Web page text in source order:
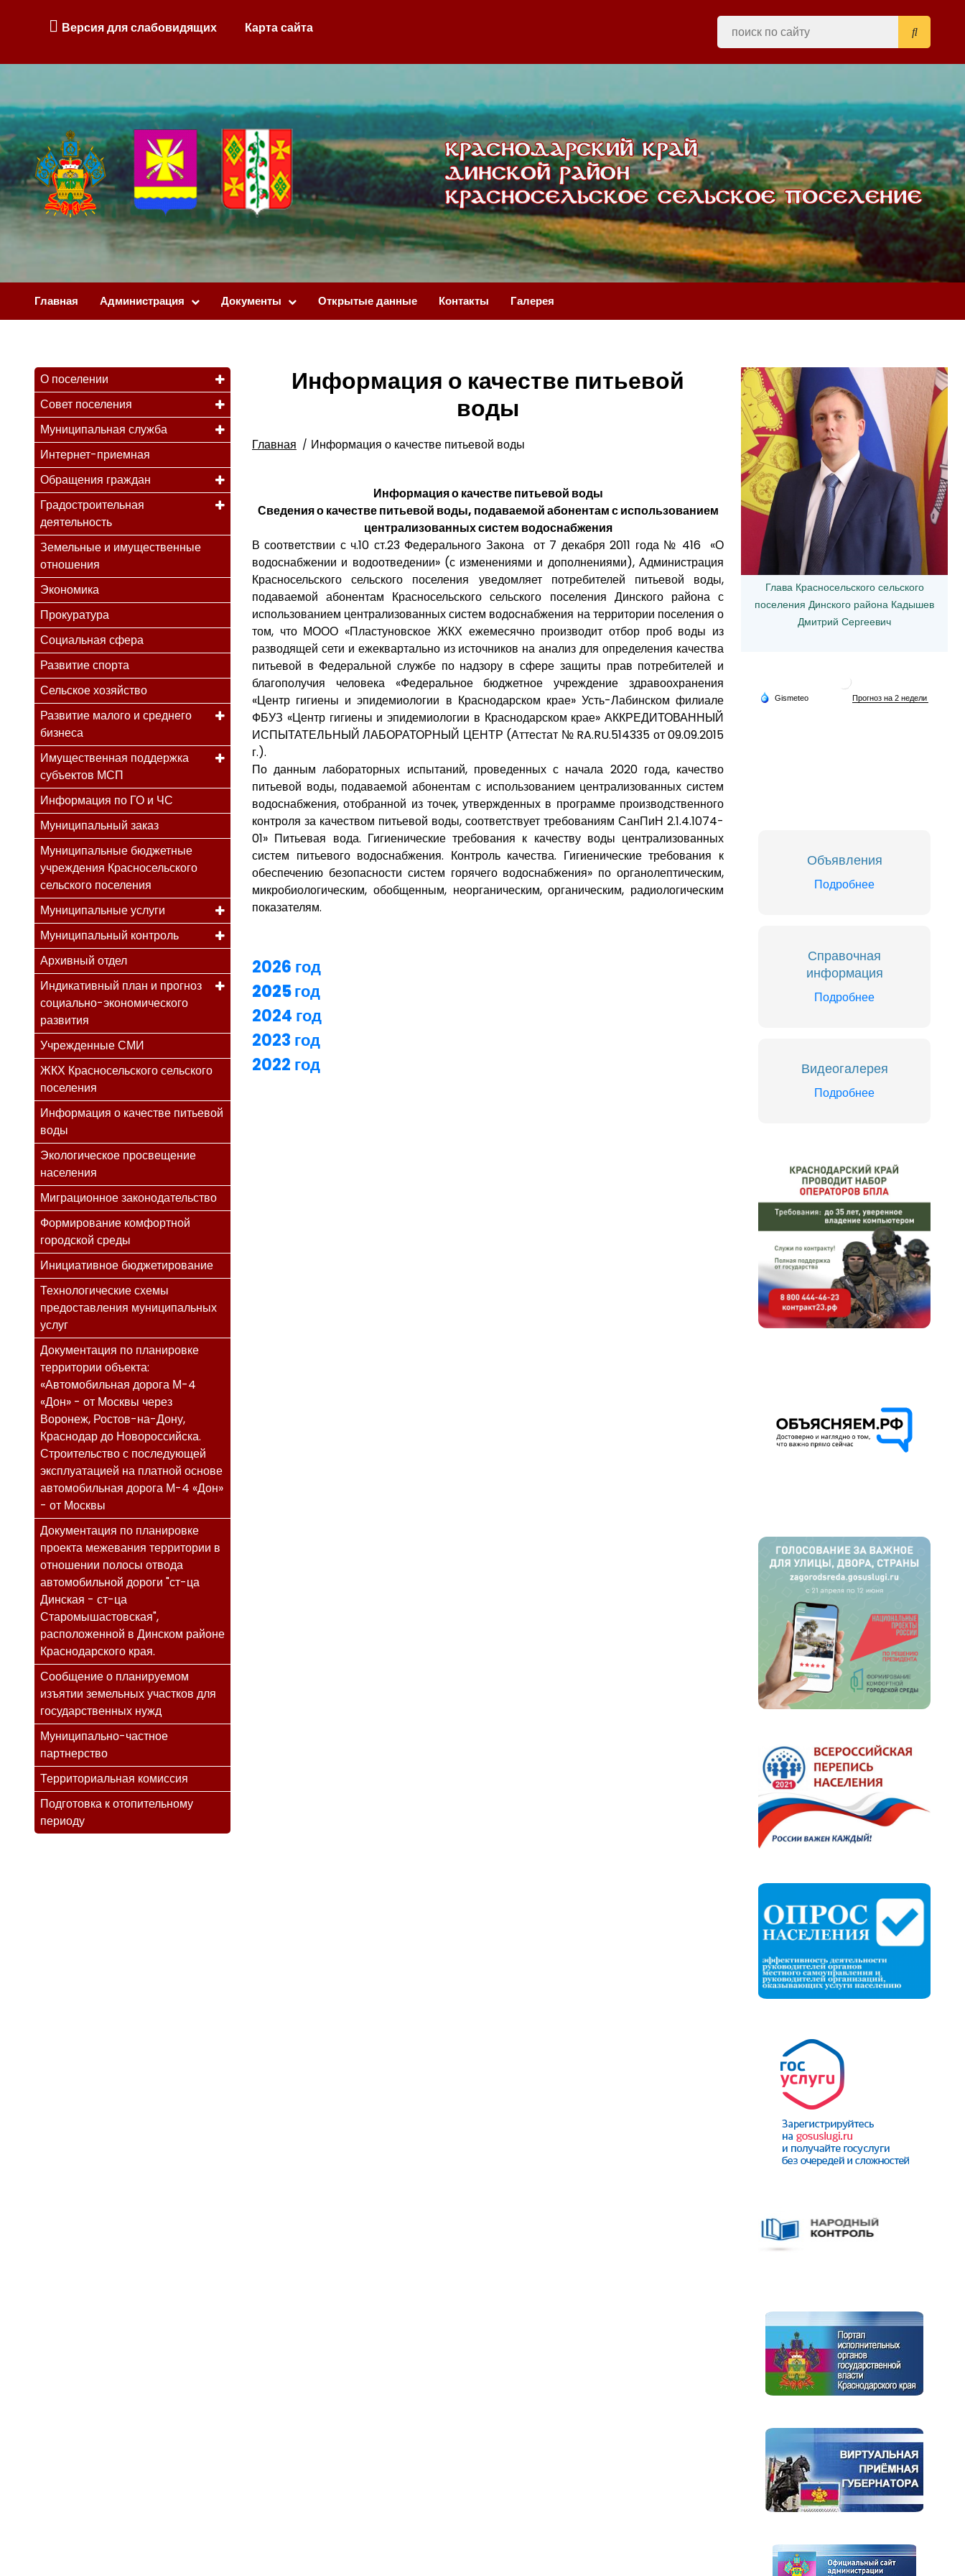
Версия для слабовидящих Карта сайта
Главная Администрация Документы Открытые данные Контакты Галерея
О поселении
Совет поселения
Муниципальная служба
Интернет-приемная
Обращения граждан
Градостроительная
деятельность
Земельные и имущественные
отношения
Экономика
Прокуратура
Социальная сфера
Развитие спорта
Сельское хозяйство
Развитие малого и среднего
бизнеса
Имущественная поддержка
субъектов МСП
Информация по ГО и ЧС
Муниципальный заказ
Муниципальные бюджетные
учреждения Красносельского
сельского поселения
Муниципальные услуги
Муниципальный контроль
Архивный отдел
Индикативный план и прогноз
социально-экономического
развития
Учрежденные СМИ
ЖКХ Красносельского сельского
поселения
Информация о качестве питьевой
воды
Экологическое просвещение
населения
Миграционное законодательство
Формирование комфортной
городской среды
Инициативное бюджетирование
Технологические схемы
предоставления муниципальных
услуг
Документация по планировке
территории объекта:
«Автомобильная дорога М-4
«Дон» - от Москвы через
Воронеж, Ростов-на-Дону,
Краснодар до Новороссийска.
Строительство с последующей
эксплуатацией на платной основе
автомобильная дорога М-4 «Дон»
- от Москвы
Документация по планировке
проекта межевания территории в
отношении полосы отвода
автомобильной дороги "ст-ца
Динская - ст-ца
Старомышастовская",
расположенной в Динском районе
Краснодарского края.
Сообщение о планируемом
изъятии земельных участков для
государственных нужд
Муниципально-частное
партнерство
Территориальная комиссия
Подготовка к отопительному
периоду
Информация о качестве питьевой
воды
Главная Информация о качестве питьевой воды
Информация о качестве питьевой воды
Сведения о качестве питьевой воды, подаваемой абонентам с использованием
централизованных систем водоснабжения
В соответствии с ч.10 ст.23 Федерального Закона от 7 декабря 2011 года № 416 «О
водоснабжении и водоотведении» (с изменениями и дополнениями), Администрация
Красносельского сельского поселения уведомляет потребителей питьевой воды,
подаваемой абонентам Красносельского сельского поселения Динского района с
использованием централизованных систем водоснабжения на территории поселения о
том, что МООО «Пластуновское ЖКХ ежемесячно производит отбор проб воды из
разводящей сети и ежеквартально из источников на анализ для определения качества
питьевой в Федеральной службе по надзору в сфере защиты прав потребителей и
благополучия человека «Федеральное бюджетное учреждение здравоохранения
«Центр гигиены и эпидемиологии в Краснодарском крае» Усть-Лабинском филиале
ФБУЗ «Центр гигиены и эпидемиологии в Краснодарском крае» АККРЕДИТОВАННЫЙ
ИСПЫТАТЕЛЬНЫЙ ЛАБОРАТОРНЫЙ ЦЕНТР (Аттестат № RA.RU.514335 от 09.09.2015
г.).
По данным лабораторных испытаний, проведенных с начала 2020 года, качество
питьевой воды, подаваемой абонентам с использованием централизованных систем
водоснабжения, отобранной из точек, утвержденных в программе производственного
контроля за качеством питьевой воды, соответствует требованиям СанПиН 2.1.4.1074-
01» Питьевая вода. Гигиенические требования к качеству воды централизованных
систем питьевого водоснабжения. Контроль качества. Гигиенические требования к
обеспечению безопасности систем горячего водоснабжения» по органолептическим,
микробиологическим, обобщенным, неорганическим, органическим, радиологическим
показателям.
2026 год
2025 год
2024 год
2023 год
2022 год
Глава Красносельского сельского
поселения Динского района Кадышев
Дмитрий Сергеевич
Объявления
Подробнее
Справочная
информация
Подробнее
Видеогалерея
Подробнее